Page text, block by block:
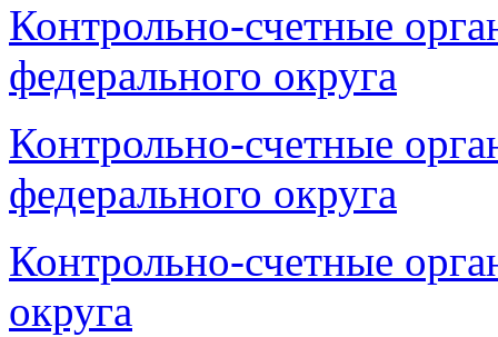
Контрольно-счетные
федерального округа
Контрольно-счетные
федерального округа
Контрольно-счетные
округа